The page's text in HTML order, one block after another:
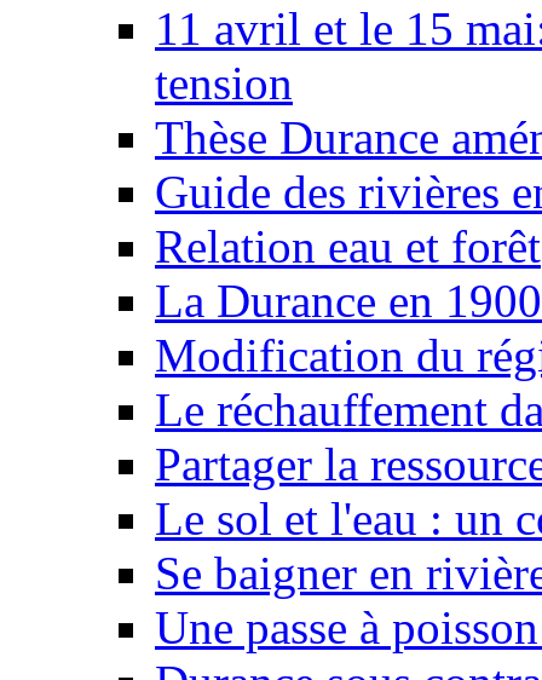
11 avril et le 15
tension
Thèse Durance
Guide des rivières
Relation eau et forêt
La Durance en 1900
Modification du
Le réchauffement
Partager la
Le sol et l'eau : un
Se baigner en
Une passe à